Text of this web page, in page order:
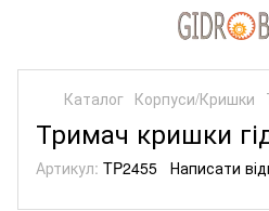
Каталог Корпуси/Кришки
Тримач кришки
Артикул: TP2455 Написати